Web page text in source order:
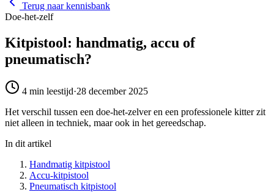
Terug naar kennisbank
Doe-het-zelf
Kitpistool: handmatig, accu of
pneumatisch?
4 min leestijd·28 december 2025
Het verschil tussen een doe-het-zelver en een professionele kitter zit
niet alleen in techniek, maar ook in het gereedschap.
In dit artikel
Handmatig kitpistool
Accu-kitpistool
Pneumatisch kitpistool